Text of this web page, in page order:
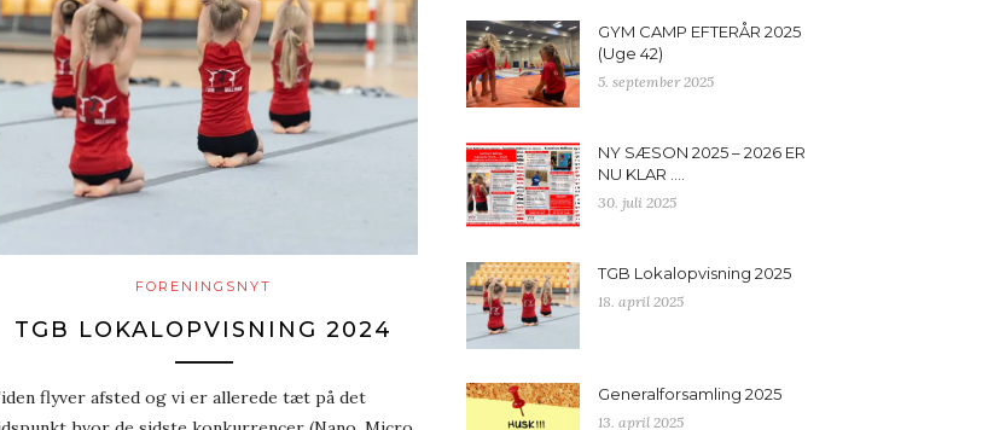
FORENINGSNYT
TGB LOKALOPVISNING 2024
flyver afsted og vi er allerede tæt på det
GYM CAMP EFTERÅR 2025
(Uge 42)
5. september 2025
NY SÆSON 2025 – 2026 ER
NU KLAR ….
30. juli 2025
TGB Lokalopvisning 2025
18. april 2025
Generalforsamling 2025
13. april 2025